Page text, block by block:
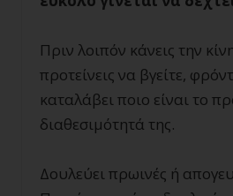
Πριν λοιπόν κάνεις την
προτείνεις να βγείτε,
καταλάβει ποιο είναι το
διαθεσιμότητά της.
Δουλεύει πρωινές ή